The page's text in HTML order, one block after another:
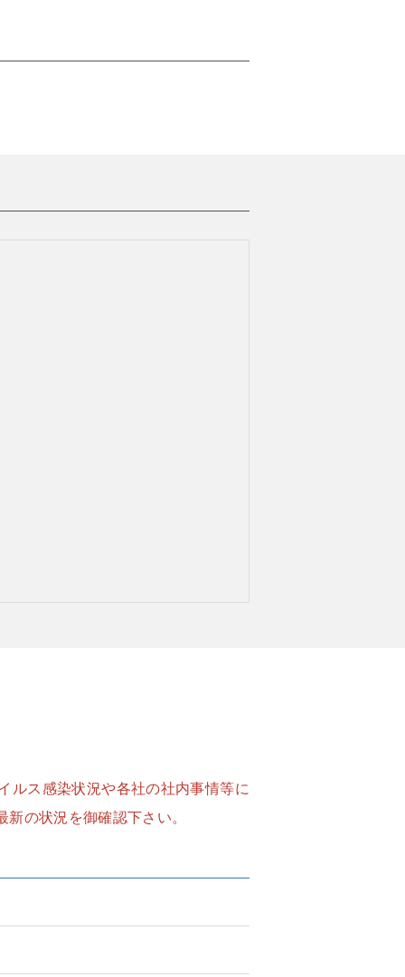
ルス感染状況や各社の社内事情等に
の状況を御確認下さい。